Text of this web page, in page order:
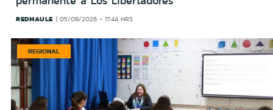
REDMAULE 05/08/2026 - 17:44 HRS
REGIONAL